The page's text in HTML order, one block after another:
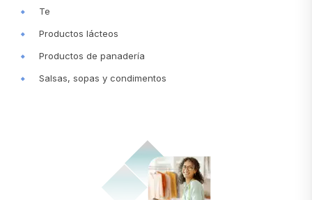
Te
Productos lácteos
Productos de panadería
Salsas, sopas y condimentos